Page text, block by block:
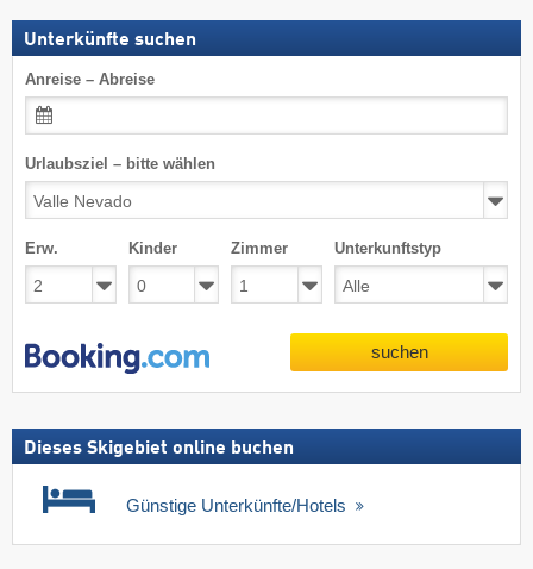
Unterkünfte suchen
Anreise – Abreise
Urlaubsziel – bitte wählen
Erw. Kinder Zimmer Unterkunftstyp
suchen
Dieses Skigebiet online buchen
Günstige Unterkünfte/Hotels